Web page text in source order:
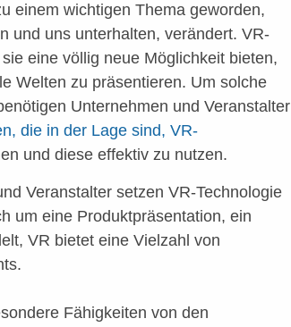
einem wichtigen Thema geworden,
und uns unterhalten, verändert. VR-
eine völlig neue Möglichkeit bieten,
Welten zu präsentieren. Um solche
Unternehmen und Veranstalter
die in der Lage sind, VR-
und diese effektiv zu nutzen.
Veranstalter setzen VR-Technologie
um eine Produktpräsentation, ein
VR bietet eine Vielzahl von
Fähigkeiten von den